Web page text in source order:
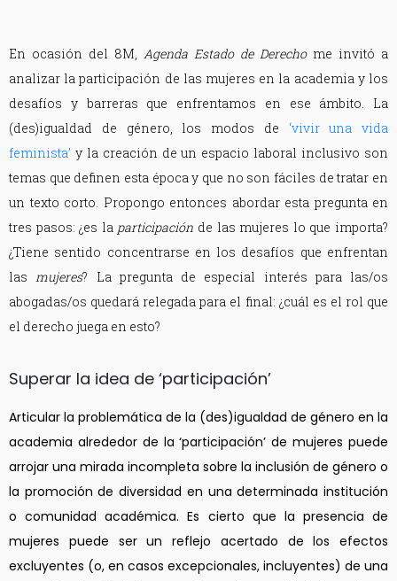
En ocasión del 8M, Agenda Estado de Derecho me invitó a
analizar la participación de las mujeres en la academia y los
desafíos y barreras que enfrentamos en ese ámbito. La
(des)igualdad de género, los modos de
‘vivir una vida
feminista’ y la creación de un espacio laboral inclusivo son
temas que definen esta época y que no son fáciles de tratar en
un texto corto. Propongo entonces abordar esta pregunta en
tres pasos: ¿es la participación de las mujeres lo que importa?
¿Tiene sentido concentrarse en los desafíos que enfrentan
lasmujeres? La pregunta de especial interés para las/os
abogadas/os quedará relegada para el final: ¿cuál es el rol que
el derecho juega en esto?
Superar la idea de ‘participación’
Articular la problemática de la (des)igualdad de género en la
academia alrededor de la ‘participación’ de mujeres puede
arrojar una mirada incompleta sobre la inclusión de género o
la promoción de diversidad en una determinada institución
o comunidad académica. Es cierto que la presencia de
mujeres puede ser un reflejo acertado de los efectos
excluyentes (o, en casos excepcionales, incluyentes) de una